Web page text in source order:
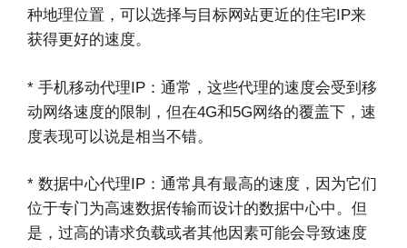
种地理位置，可以选择与目标网站更近的住宅IP来
获得更好的速度。
* 手机移动代理IP：通常，这些代理的速度会受到移
动网络速度的限制，但在4G和5G网络的覆盖下，速
度表现可以说是相当不错。
* 数据中心代理IP：通常具有最高的速度，因为它们
位于专门为高速数据传输而设计的数据中心中。但
是，过高的请求负载或者其他因素可能会导致速度